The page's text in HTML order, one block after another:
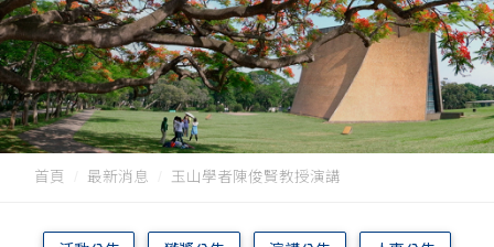
首頁 最新消息 玉山學者陳俊賢教授演講